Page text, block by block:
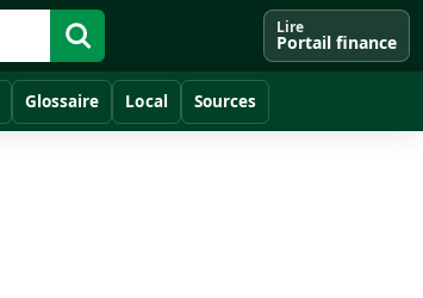
Lire
Portail finance
Glossaire Local Sources